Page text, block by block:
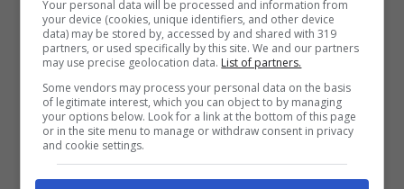
risarcimento da 2 miliardi di euro.Le
squadre che hanno avviato questo
Inter e la stessa Lega Serie A, che hacitato
le agenzie in giudizio
presso il Tribunale di
Milano.
Your personal data will be processed and information from
your device (cookies, unique identifiers, and other device
data) may be stored by, accessed by and shared with 319
partners, or used specifically by this site. We and our partners
may use precise geolocation data. List of partners.
Some vendors may process your personal data on the basis
of legitimate interest, which you can object to by managing
your options below. Look for a link at the bottom of this page
or in the site menu to manage or withdraw consent in privacy
and cookie settings.